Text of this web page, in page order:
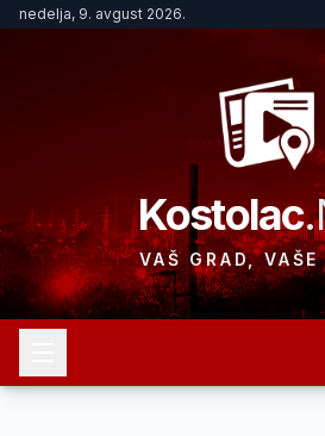
nedelja, 9. avgust 2026.
Kostolac
VAŠ GRAD,